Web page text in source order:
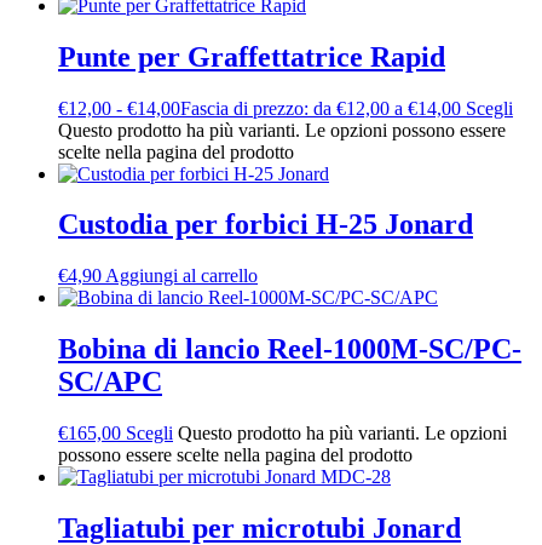
Punte per Graffettatrice Rapid
€12,00 - €14,00Fascia di prezzo: da €12,00 a €14,00 Scegli
Questo prodotto ha più varianti. Le opzioni possono essere
scelte nella pagina del prodotto
Custodia per forbici H-25 Jonard
€4,90 Aggiungi al carrello
Bobina di lancio Reel-1000M-SC/PC-
SC/APC
€165,00 Scegli Questo prodotto ha più varianti. Le opzioni
possono essere scelte nella pagina del prodotto
Tagliatubi per microtubi Jonard